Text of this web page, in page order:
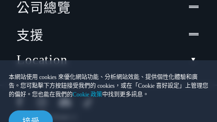
本網站使用 cookies 來優化網站功能、分析網站效能、提供個性化體驗和廣
告。您可點擊下方按鈕接受我們的 cookies，或在「Cookie 喜好設定」上管理您
的偏好。您也能在我們的Cookie 政策中找到更多訊息。
公司總覽
支援
Location